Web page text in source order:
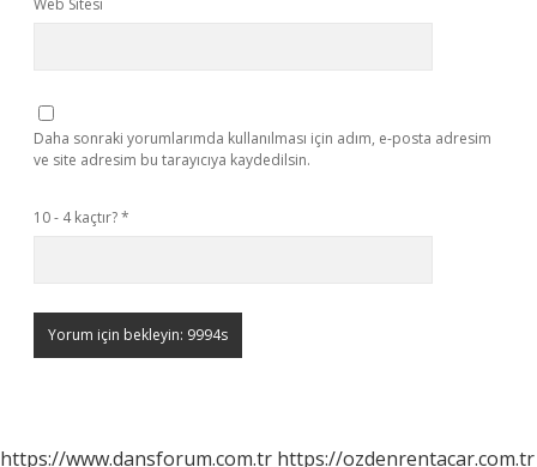
Web Sitesi
Daha sonraki yorumlarımda kullanılması için adım, e-posta adresim
ve site adresim bu tarayıcıya kaydedilsin.
10 - 4 kaçtır?*
https://www.dansforum.com.tr https://ozdenrentacar.com.tr